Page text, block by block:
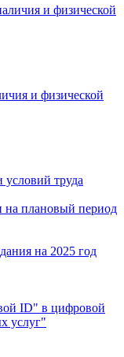
и физической
труда
на плановый период
на 2025 год
ID" в цифровой
услуг"